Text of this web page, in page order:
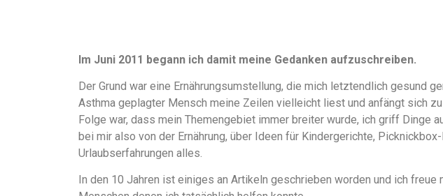
Im Juni 2011 begann ich damit meine Gedanken aufzuschreiben.
Der Grund war eine Ernährungsumstellung, die mich letztendlich gesund
Asthma geplagter Mensch meine Zeilen vielleicht liest und anfängt sich
Folge war, dass mein Themengebiet immer breiter wurde, ich griff Dinge
bei mir also von der Ernährung, über Ideen für Kindergerichte,
Urlaubserfahrungen alles.
In den 10 Jahren ist einiges an Artikeln geschrieben worden und ich